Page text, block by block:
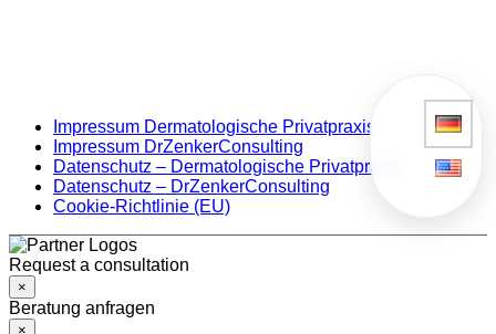
Impressum Dermatologische Privatpraxis
Impressum DrZenkerConsulting
Datenschutz – Dermatologische Privatpraxis
Datenschutz – DrZenkerConsulting
Cookie-Richtlinie (EU)
Request a consultation
×
Beratung anfragen
×